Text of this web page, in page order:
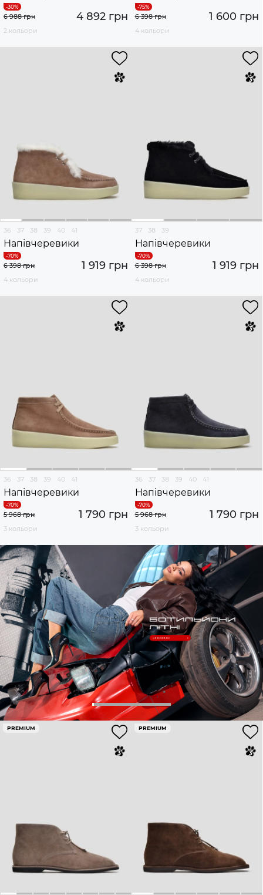
4 892 грн
6 988 грн
2 кольори
1 600 грн
6 398 грн
4 кольори
36 37 38 39 40 41
Напівчеревики
1 919 грн
6 398 грн
4 кольори
37 38 39
Напівчеревики
1 919 грн
6 398 грн
4 кольори
36 37 38 39 40 41
Напівчеревики
1 790 грн
5 968 грн
3 кольори
36 37 38 39 40 41
Напівчеревики
1 790 грн
5 968 грн
3 кольори
PREMIUM PREMIUM